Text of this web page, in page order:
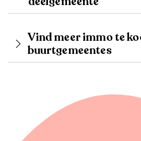
Vind meer immo te
buurtgemeentes